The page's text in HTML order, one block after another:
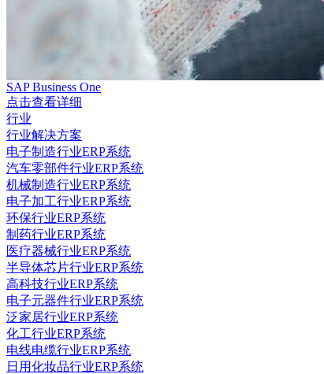
SAP Business One
点击查看详细
行业
行业解决方案
电子制造行业ERP系统
汽车零部件行业ERP系统
机械制造行业ERP系统
电子加工行业ERP系统
环保行业ERP系统
制药行业ERP系统
医疗器械行业ERP系统
半导体芯片行业ERP系统
高科技行业ERP系统
电子元器件行业ERP系统
泛家居行业ERP系统
化工行业ERP系统
电线电缆行业ERP系统
日用化妆品行业ERP系统